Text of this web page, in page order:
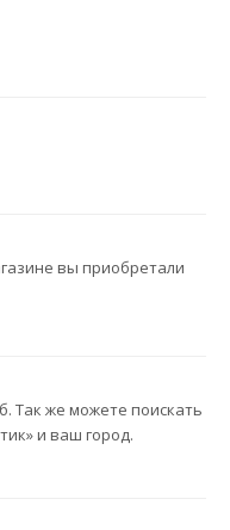
вы приобретали
Так же можете поискать
и ваш город.